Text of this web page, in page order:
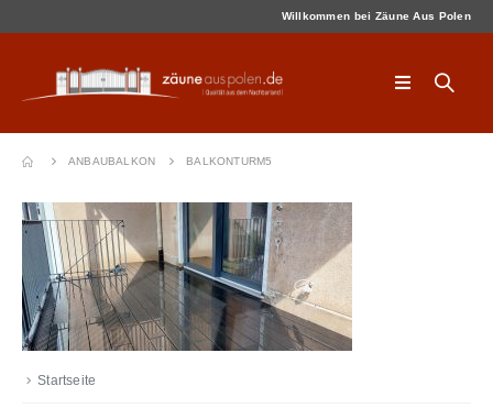
Willkommen bei Zäune Aus Polen
ANBAUBALKON BALKONTURM5
Startseite